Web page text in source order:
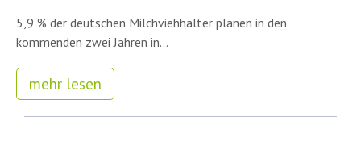
5,9 % der deutschen Milchviehhalter planen in den
kommenden zwei Jahren in...
mehr lesen